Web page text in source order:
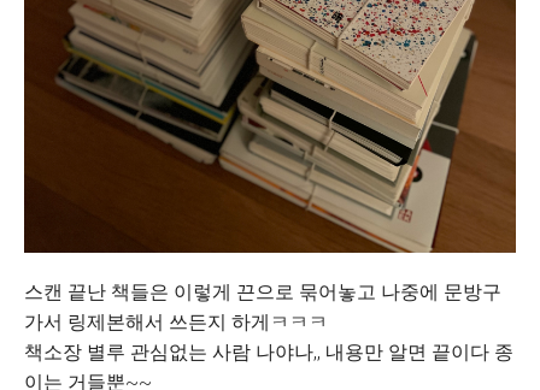
스캔 끝난 책들은 이렇게 끈으로 묶어놓고 나중에 문방구
가서 링제본해서 쓰든지 하게ㅋㅋㅋ
책소장 별루 관심없는 사람 나야나,, 내용만 알면 끝이다 종
이는 거들뿐~~